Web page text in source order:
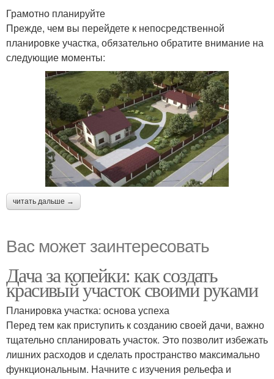
Грамотно планируйте
Прежде, чем вы перейдете к непосредственной
планировке участка, обязательно обратите внимание на
следующие моменты:
читать дальше →
Вас может заинтересовать
Дача за копейки: как создать
красивый участок своими руками
Планировка участка: основа успеха
Перед тем как приступить к созданию своей дачи, важно
тщательно спланировать участок. Это позволит избежать
лишних расходов и сделать пространство максимально
функциональным. Начните с изучения рельефа и